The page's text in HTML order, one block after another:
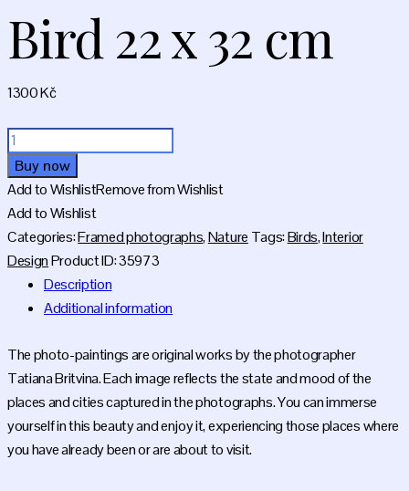
Bird 22 x 32 cm
1300Kč
Bird
22
x
32
cm
quantity
Buy now
Add to WishlistRemove from Wishlist
Add to Wishlist
Categories:Framed photographs,Nature Tags:Birds,Interior
DesignProduct ID:35973
Description
Additional information
The photo-paintings are original works by the photographer
Tatiana Britvina. Each image reflects the state and mood of the
places and cities captured in the photographs. You can immerse
yourself in this beauty and enjoy it, experiencing those places where
you have already been or are about to visit.